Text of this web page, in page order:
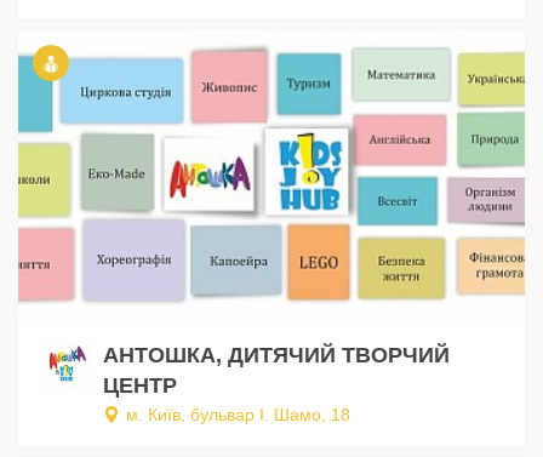
АНТОШКА, ДИТЯЧИЙ ТВОРЧИЙ
ЦЕНТР
м. Київ, бульвар І. Шамо, 18